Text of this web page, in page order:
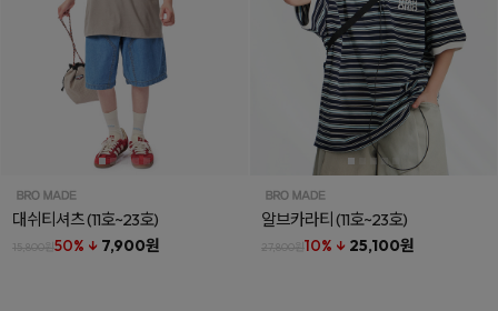
대쉬티셔츠(11호~23호)
15,800원50% ↓ 7,900원
알브카라티(11호~23호)
27,800원10% ↓ 25,100원